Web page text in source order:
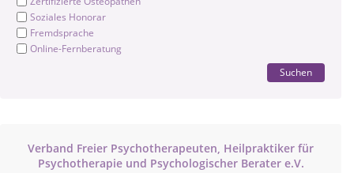
Soziales Honorar
Fremdsprache
Online-Fernberatung
Suchen
Verband Freier Psychotherapeuten, Heilpraktiker für
Psychotherapie und Psychologischer Berater e.V.